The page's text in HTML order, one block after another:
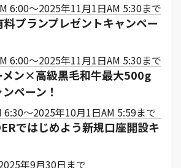
6:00～2025年11月1日AM 5:30まで
プランプレゼントキャンペー
6:00～2025年11月1日AM 5:30まで
メン×高級黒毛和牛最大500g
ペーン！
6:30～2025年10月1日AM 5:59まで
ではじめよう新規口座開設キ
年9月30日まで